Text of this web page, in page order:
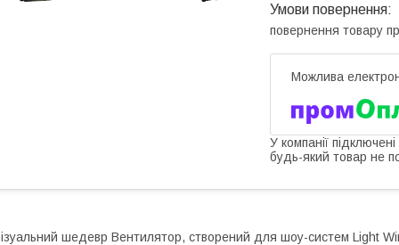
повернення товару
У компанії
будь-який товар не
шедевр Вентилятор, створений для шоу-систем Light